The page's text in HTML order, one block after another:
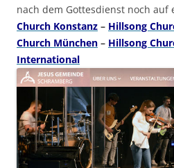
nach dem Gottesdienst noch auf
Church Konstanz – Hillsong
Church München – Hillsong
International